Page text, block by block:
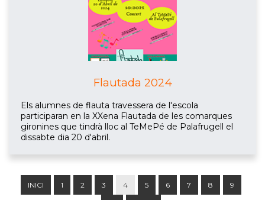
Flautada 2024
Els alumnes de flauta travessera de l'escola
participaran en la XXena Flautada de les comarques
gironines que tindrà lloc al TeMePé de Palafrugell el
dissabte dia 20 d'abril.
INICI 1 2 3 4 5 6 7 8 9